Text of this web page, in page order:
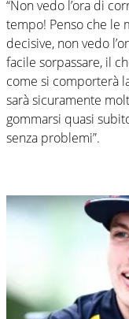
“Non vedo l’ora di
tempo! Penso che le
decisive, non vedo
facile sorpassare, il
come si comporterà
sarà sicuramente
gommarsi quasi
senza problemi”.